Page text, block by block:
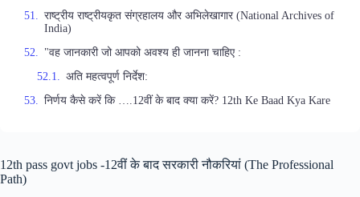
राष्ट्रीय राष्ट्रीयकृत संग्रहालय और अभिलेखागार (National Archives of
India)
"वह जानकारी जो आपको अवश्य ही जानना चाहिए :
अति महत्वपूर्ण निर्देश:
निर्णय कैसे करें कि ….12वीं के बाद क्या करें? 12th Ke Baad Kya Kare
12th pass govt jobs -12वीं के बाद सरकारी नौकरियां (The Professional
Path)